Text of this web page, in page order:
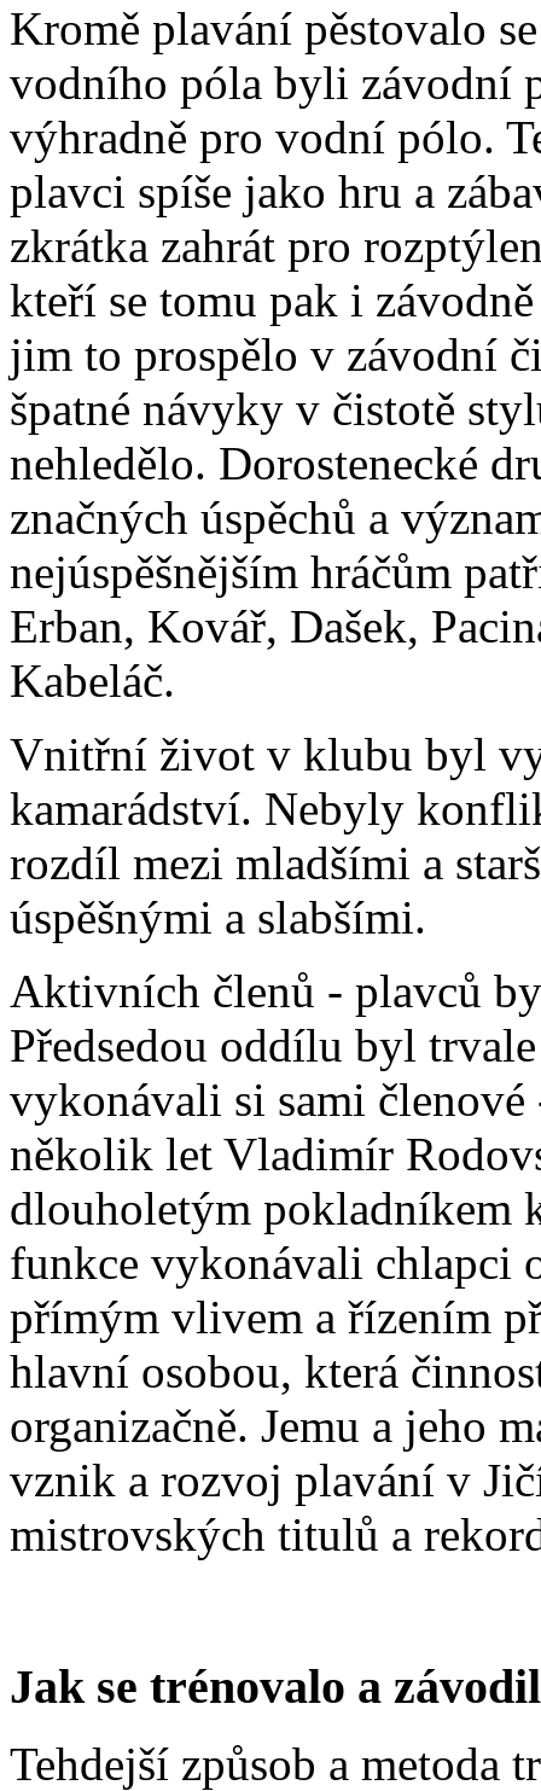
Kromě plavání pěstovalo
vodního póla byli závodní
výhradně pro vodní pólo.
plavci spíše jako hru a
zkrátka zahrát pro
kteří se tomu pak i
jim to prospělo v závodní
špatné návyky v čistotě
nehledělo. Dorostenecké
značných úspěchů a
nejúspěšnějším hráčům
Erban, Kovář, Dašek,
Kabeláč.
Vnitřní život v klubu byl
kamarádství. Nebyly
rozdíl mezi mladšími a
úspěšnými a slabšími.
Aktivních členů - plavců
Předsedou oddílu byl
vykonávali si sami
několik let Vladimír
dlouholetým pokladníkem
funkce vykonávali chlapci
přímým vlivem a řízením
hlavní osobou, která
organizačně. Jemu a jeho
vznik a rozvoj plavání v
mistrovských titulů a
Jak se trénovalo a
Tehdejší způsob a metoda